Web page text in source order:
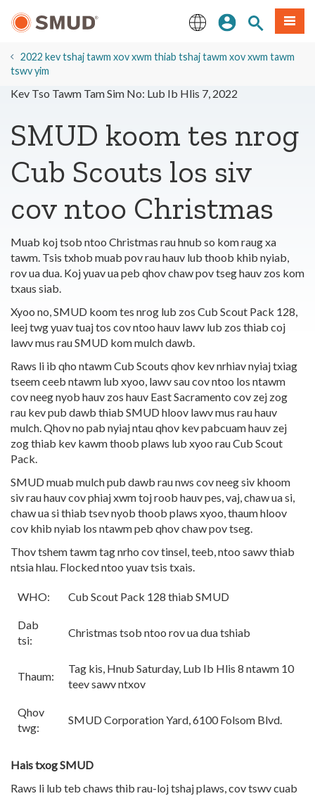
mus
Cov
Ntsiab
Tseem
Kos Npe
Nrhiav
2022 kev tshaj tawm xov xwm thiab tshaj tawm xov xwm tawm
tswv yim
Kev Tso Tawm Tam Sim No: Lub Ib Hlis 7, 2022
SMUD koom tes nrog
Cub Scouts los siv
cov ntoo Christmas
Muab koj tsob ntoo Christmas rau hnub so kom raug xa
tawm. Tsis txhob muab pov rau hauv lub thoob khib nyiab,
rov ua dua. Koj yuav ua peb qhov chaw pov tseg hauv zos kom
txaus siab.
Xyoo no, SMUD koom tes nrog lub zos Cub Scout Pack 128,
leej twg yuav tuaj tos cov ntoo hauv lawv lub zos thiab coj
lawv mus rau SMUD kom mulch dawb.
Raws li ib qho ntawm Cub Scouts qhov kev nrhiav nyiaj txiag
tseem ceeb ntawm lub xyoo, lawv sau cov ntoo los ntawm
cov neeg nyob hauv zos hauv East Sacramento cov zej zog
rau kev pub dawb thiab SMUD hloov lawv mus rau hauv
mulch. Qhov no pab nyiaj ntau qhov kev pabcuam hauv zej
zog thiab kev kawm thoob plaws lub xyoo rau Cub Scout
Pack.
SMUD muab mulch pub dawb rau nws cov neeg siv khoom
siv rau hauv cov phiaj xwm toj roob hauv pes, vaj, chaw ua si,
chaw ua si thiab tsev nyob thoob plaws xyoo, thaum hloov
cov khib nyiab los ntawm peb qhov chaw pov tseg.
Thov tshem tawm tag nrho cov tinsel, teeb, ntoo sawv thiab
ntsia hlau. Flocked ntoo yuav tsis txais.
WHO: Cub Scout Pack 128 thiab SMUD
Dab
tsi:
Christmas tsob ntoo rov ua dua tshiab
Thaum:
Tag kis, Hnub Saturday, Lub Ib Hlis 8 ntawm 10
teev sawv ntxov
Qhov
twg:
SMUD Corporation Yard, 6100 Folsom Blvd.
Hais txog SMUD
Raws li lub teb chaws thib rau-loj tshaj plaws, cov tswv cuab